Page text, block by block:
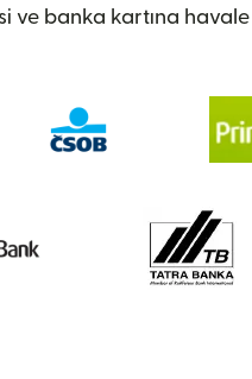
ve banka kartına havale